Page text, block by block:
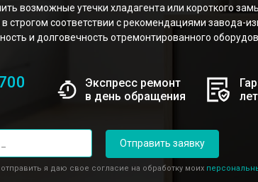
возможные утечки хладагента или короткого
строгом соответствии с рекомендациями завода-
и долговечность отремонтированного
Экспресс ремонт
в день обращения
лет
Отправить заявку
я даю свое согласие на обработку моих